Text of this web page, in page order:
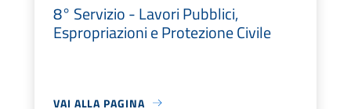
8° Servizio - Lavori Pubblici,
Espropriazioni e Protezione Civile
VAI ALLA PAGINA